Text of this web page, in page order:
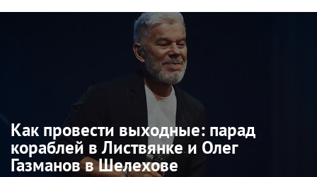
Как провести выходные: парад
кораблей в Листвянке и Олег
Газманов в Шелехове